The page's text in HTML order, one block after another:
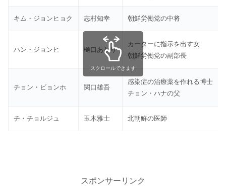
キム・ジョンヒョク 志村知幸 朝鮮労働党の中将
ハン・ジョンヒ 樋口あかり
カーターに指示を出す女
朝鮮労働党の副部長
チョン・ビョンホ 関口雄吾
感染症の治療薬を作れる博士
チョン・ハナの父
チ・チョルジュ 玉木雅士 北朝鮮の医師
スクロールできます
スポンサーリンク